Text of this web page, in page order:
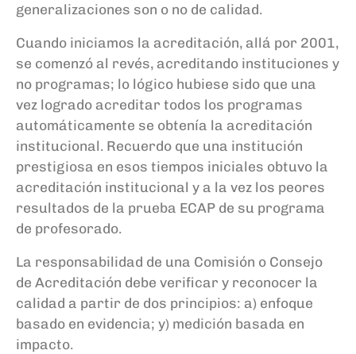
generalizaciones son o no de calidad.
Cuando iniciamos la acreditación, allá por 2001,
se comenzó al revés, acreditando instituciones y
no programas; lo lógico hubiese sido que una
vez logrado acreditar todos los programas
automáticamente se obtenía la acreditación
institucional. Recuerdo que una institución
prestigiosa en esos tiempos iniciales obtuvo la
acreditación institucional y a la vez los peores
resultados de la prueba ECAP de su programa
de profesorado.
La responsabilidad de una Comisión o Consejo
de Acreditación debe verificar y reconocer la
calidad a partir de dos principios: a) enfoque
basado en evidencia; y) medición basada en
impacto.